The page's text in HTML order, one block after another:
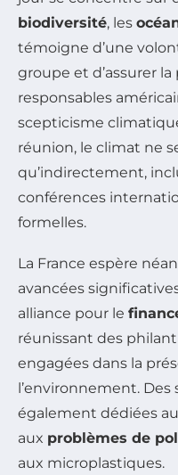
biodiversité, les
témoigne d’une
groupe et d’assurer
responsables
scepticisme
réunion, le climat ne
qu’indirectement,
conférences
formelles.
La France espère
avancées
alliance pour le
réunissant des
engagées dans la
l’environnement. Des
également dédiées
aux problèmes de
aux microplastiques.